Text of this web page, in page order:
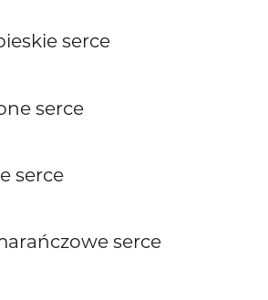
serce
serce
serce
serce